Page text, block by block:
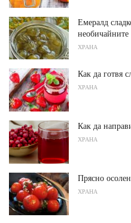
Емералд
необичайните
ХРАНА
Как да готвя
ХРАНА
Как да
ХРАНА
Прясно
ХРАНА